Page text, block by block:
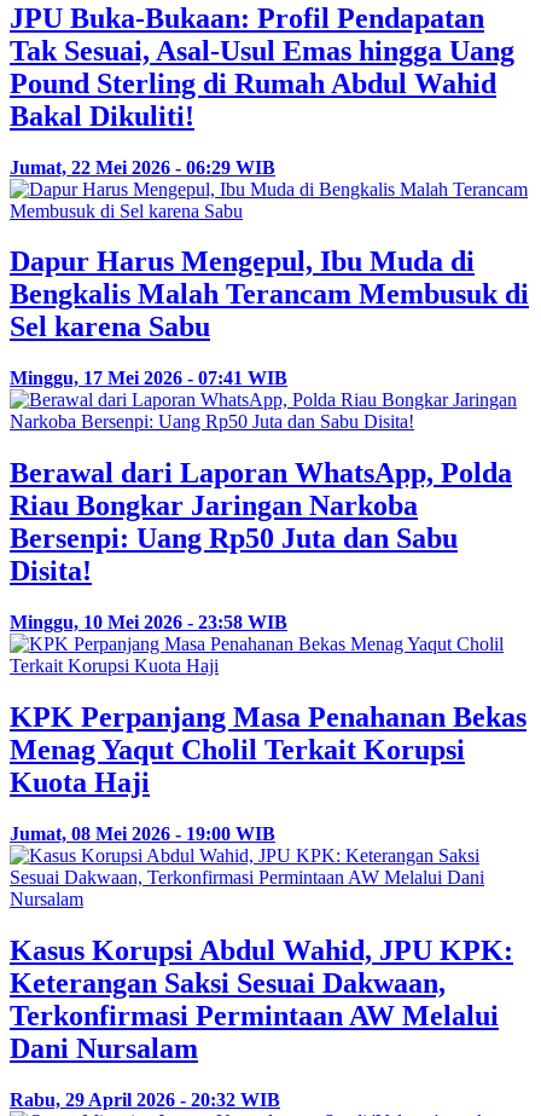
JPU Buka-Bukaan: Profil Pendapatan
Tak Sesuai, Asal-Usul Emas hingga Uang
Pound Sterling di Rumah Abdul Wahid
Bakal Dikuliti!
Jumat, 22 Mei 2026 - 06:29 WIB
Dapur Harus Mengepul, Ibu Muda di
Bengkalis Malah Terancam Membusuk di
Sel karena Sabu
Minggu, 17 Mei 2026 - 07:41 WIB
Berawal dari Laporan WhatsApp, Polda
Riau Bongkar Jaringan Narkoba
Bersenpi: Uang Rp50 Juta dan Sabu
Disita!
Minggu, 10 Mei 2026 - 23:58 WIB
KPK Perpanjang Masa Penahanan Bekas
Menag Yaqut Cholil Terkait Korupsi
Kuota Haji
Jumat, 08 Mei 2026 - 19:00 WIB
Kasus Korupsi Abdul Wahid, JPU KPK:
Keterangan Saksi Sesuai Dakwaan,
Terkonfirmasi Permintaan AW Melalui
Dani Nursalam
Rabu, 29 April 2026 - 20:32 WIB